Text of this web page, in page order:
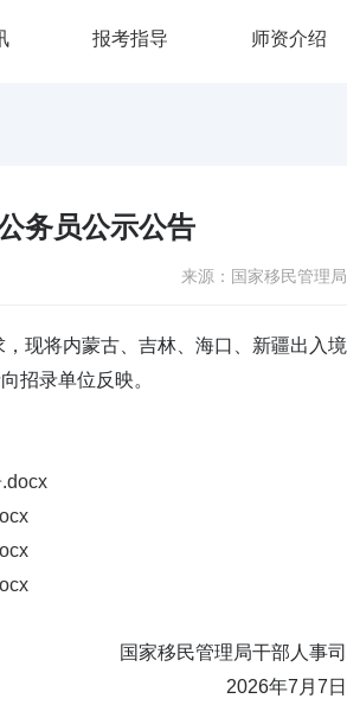
报考指导 师资介绍
务员公示公告
来源：国家移民管理局
现将内蒙古、吉林、海口、新疆出入境
招录单位反映。
国家移民管理局干部人事司
2026年7月7日